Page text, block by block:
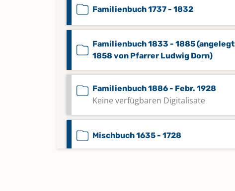
Familienbuch 1737 - 1832
Familienbuch 1833 - 1885 (angelegt
1858 von Pfarrer Ludwig Dorn)
Familienbuch 1886 - Febr. 1928
Keine verfügbaren Digitalisate
Mischbuch 1635 - 1728